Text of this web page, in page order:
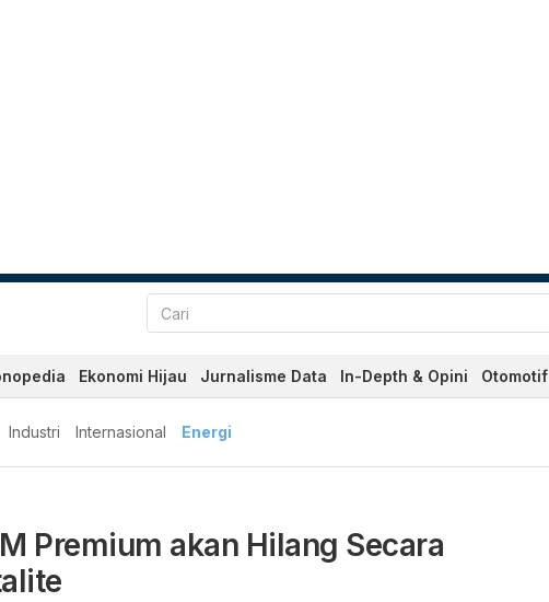
Ekonomi Hijau Jurnalisme Data In-Depth & Opini Otomotif
Industri Internasional Energi
Premium akan Hilang Secara